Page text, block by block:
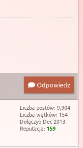
Odpowiedz
Liczba postów: 9,904
Liczba wątków: 154
Dołączył: Dec 2013
Reputacja: 159